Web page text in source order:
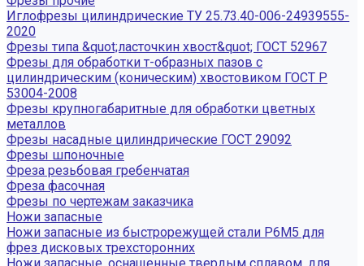
Иглофрезы цилиндрические ТУ 25.73.40-006-24939555-
2020
Фрезы типа &quot;ласточкин хвост&quot; ГОСТ 52967
Фрезы для обработки т-образных пазов с
цилиндрическим (коническим) хвостовиком ГОСТ Р
53004-2008
Фрезы крупногабаритные для обработки цветных
металлов
Фрезы насадные цилиндрические ГОСТ 29092
Фрезы шпоночные
Фреза резьбовая гребенчатая
Фреза фасочная
Фрезы по чертежам заказчика
Ножи запасные
Ножи запасные из быстрорежущей стали Р6М5 для
фрез дисковых трехсторонних